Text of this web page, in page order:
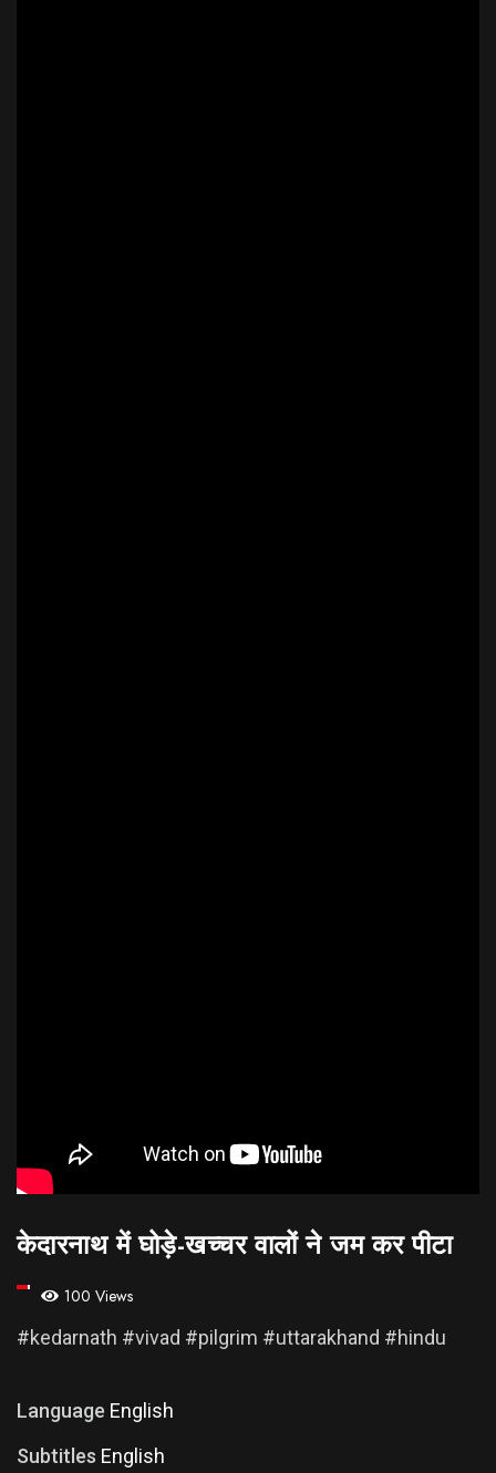
केदारनाथ में घोड़े-खच्चर वालों ने जम कर पीटा
100 Views
#kedarnath #vivad #pilgrim #uttarakhand #hindu
Language English
Subtitles English